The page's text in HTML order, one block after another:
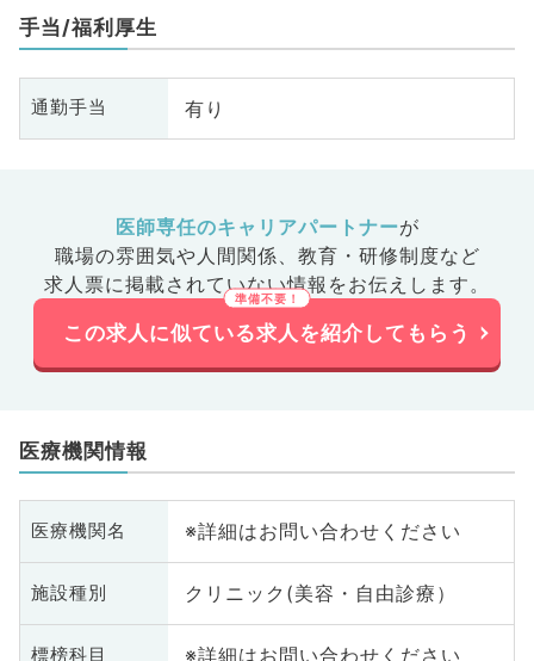
手当/福利厚生
通勤手当 有り
医師専任のキャリアパートナーが
職場の雰囲気や人間関係、 教育・研修制度など
求人票に掲載されていない情報をお伝えします。
この求人に似ている求人を紹介してもらう
医療機関情報
医療機関名 ※詳細はお問い合わせください
施設種別 クリニック(美容・自由診療）
標榜科目 ※詳細はお問い合わせください